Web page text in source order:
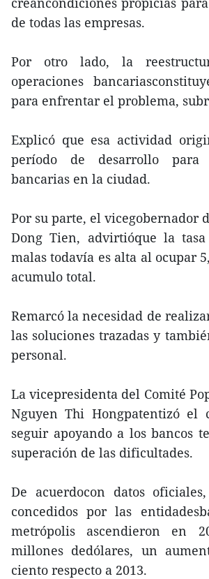
de todas las empresas.
Por otro lado, la
operaciones
para enfrentar el problema,
Explicó que esa actividad
período de desarrollo para
bancarias en la ciudad.
Por su parte, el vicegobernador
Dong Tien, advirtióque la
malas todavía es alta al ocupar
acumulo total.
Remarcó la necesidad de
las soluciones trazadas y
personal.
La vicepresidenta del Comité
Nguyen Thi Hongpatentizó el
seguir apoyando a los bancos
superación de las dificultades.
De acuerdocon datos
concedidos por las
metrópolis ascendieron en
millones dedólares, un
ciento respecto a 2013.